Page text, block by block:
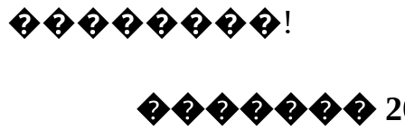
��������!
�������